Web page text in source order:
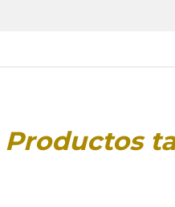
Productos